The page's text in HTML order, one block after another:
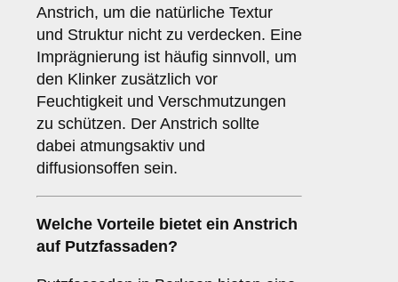
Anstrich, um die natürliche Textur
und Struktur nicht zu verdecken. Eine
Imprägnierung ist häufig sinnvoll, um
den Klinker zusätzlich vor
Feuchtigkeit und Verschmutzungen
zu schützen. Der Anstrich sollte
dabei atmungsaktiv und
diffusionsoffen sein.
Welche Vorteile bietet ein Anstrich
auf Putzfassaden?